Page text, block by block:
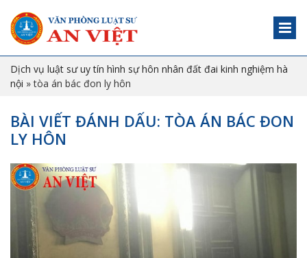
Dịch vụ luật sư uy tín hình sự hôn nhân đất đai kinh nghiệm hà
nội »tòa án bác đon ly hôn
BÀI VIẾT ĐÁNH DẤU: TÒA ÁN BÁC ĐON
LY HÔN